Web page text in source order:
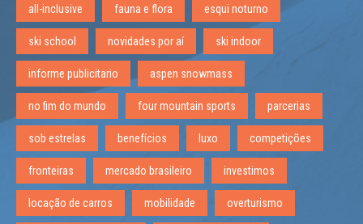
all-inclusive fauna e flora esqui noturno
ski school novidades por aí ski indoor
informe publicitario aspen snowmass
no fim do mundo four mountain sports parcerias
sob estrelas benefícios luxo competições
fronteiras mercado brasileiro investimos
locação de carros mobilidade overturismo